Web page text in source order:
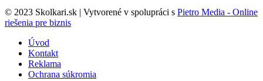
© 2023 Skolkari.sk | Vytvorené v spolupráci s Pietro Media - Online
riešenia pre biznis
Úvod
Kontakt
Reklama
Ochrana súkromia